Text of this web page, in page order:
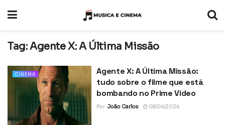
Tag:Agente X: A Última Missão
CINEMA
Agente X: A Última Missão:
tudo sobre o filme que está
bombando no Prime Video
Por João Carlos 08/04/2024